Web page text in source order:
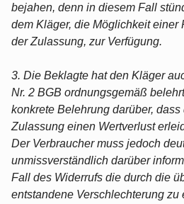
bejahen, denn in diesem Fall
dem Kläger, die Möglichkeit einer
der Zulassung, zur Verfügung.
3. Die Beklagte hat den Kläger
Nr. 2 BGB ordnungsgemäß
konkrete Belehrung darüber,
Zulassung einen Wertverlust
Der Verbraucher muss jedoch
unmissverständlich darüber
Fall des Widerrufs die durch die
entstandene Verschlechterung zu